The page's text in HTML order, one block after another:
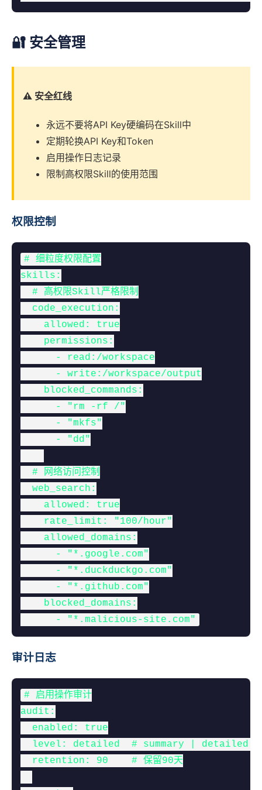
🔐 安全管理
⚠️ 安全红线
永远不要将API Key硬编码在Skill中
定期轮换API Key和Token
启用操作日志记录
限制高权限Skill的使用范围
权限控制
# 细粒度权限配置
skills:
  # 高权限Skill严格限制
  code_execution:
    allowed: true
    permissions:
      - read:/workspace
      - write:/workspace/output
    blocked_commands:
      - "rm -rf /"
      - "mkfs"
      - "dd"
  # 网络访问控制
  web_search:
    allowed: true
    rate_limit: "100/hour"
    allowed_domains:
      - "*.google.com"
      - "*.duckduckgo.com"
      - "*.github.com"
    blocked_domains:
      - "*.malicious-site.com"
审计日志
# 启用操作审计
audit:
  enabled: true
level: detailed  # summary | detailed
  retention: 90    # 保留90天